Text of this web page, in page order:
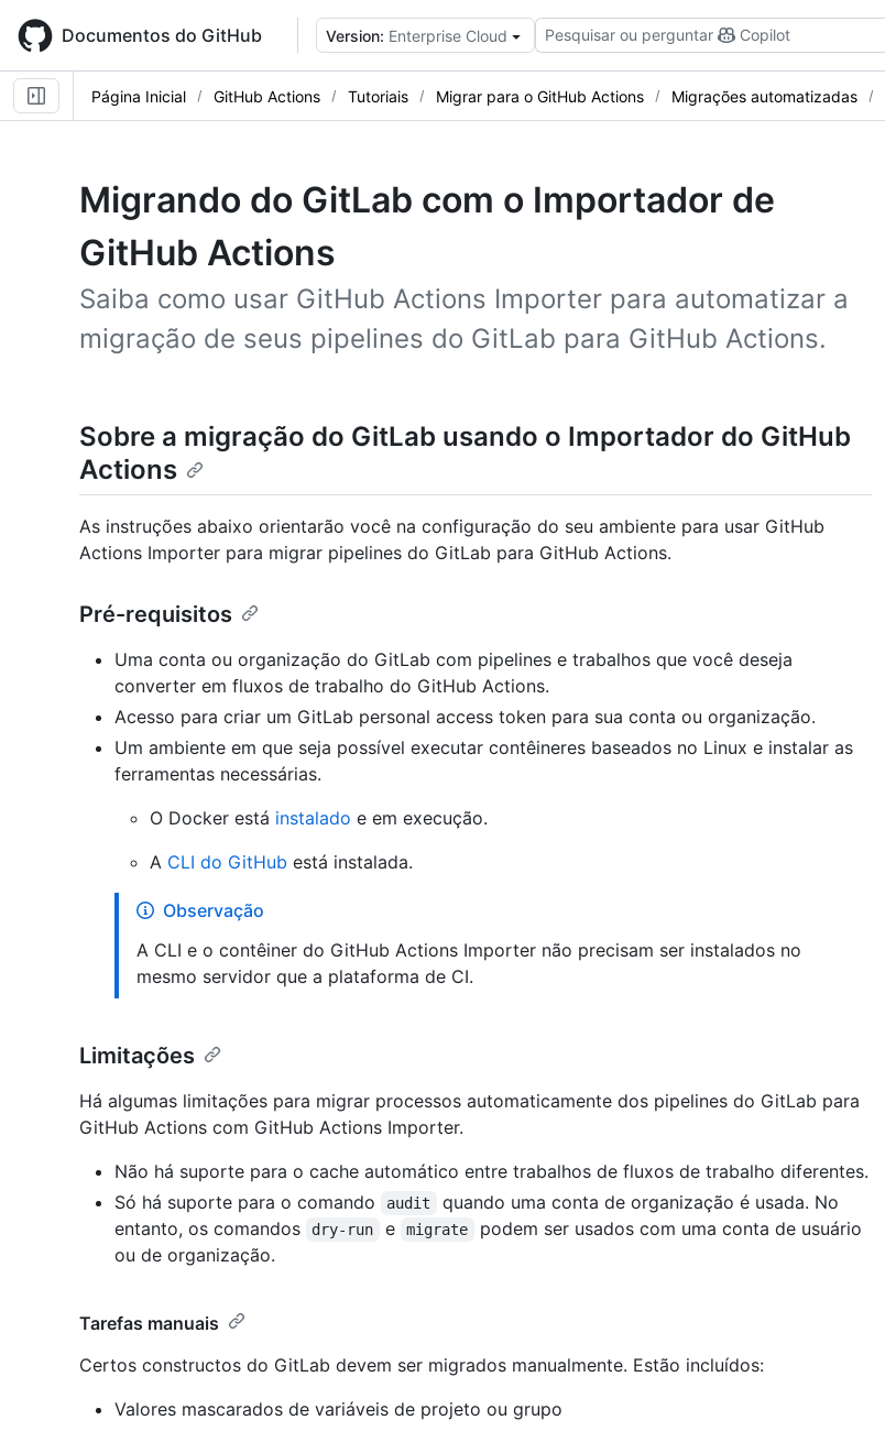
main
content
Documentos do GitHub Version: Enterprise Cloud Pesquisar ou perguntar Copilot
Página Inicial GitHub Actions Tutoriais Migrar para o GitHub Actions Migrações automatizadas
Migrando do GitLab com o Importador de
GitHub Actions
Saiba como usar GitHub Actions Importer para automatizar a
migração de seus pipelines do GitLab para GitHub Actions.
Sobre a migração do GitLab usando o Importador do GitHub
Actions
As instruções abaixo orientarão você na configuração do seu ambiente para usar GitHub
Actions Importer para migrar pipelines do GitLab para GitHub Actions.
Pré-requisitos
Uma conta ou organização do GitLab com pipelines e trabalhos que você deseja
converter em fluxos de trabalho do GitHub Actions.
Acesso para criar um GitLab personal access token para sua conta ou organização.
Um ambiente em que seja possível executar contêineres baseados no Linux e instalar as
ferramentas necessárias.
O Docker está instalado e em execução.
A CLI do GitHub está instalada.
Observação
A CLI e o contêiner do GitHub Actions Importer não precisam ser instalados no
mesmo servidor que a plataforma de CI.
Limitações
Há algumas limitações para migrar processos automaticamente dos pipelines do GitLab para
GitHub Actions com GitHub Actions Importer.
Não há suporte para o cache automático entre trabalhos de fluxos de trabalho diferentes.
Só há suporte para o comando
audit
quando uma conta de organização é usada. No
entanto, os comandos
dry-run e migrate
podem ser usados com uma conta de usuário
ou de organização.
Tarefas manuais
Certos constructos do GitLab devem ser migrados manualmente. Estão incluídos:
Valores mascarados de variáveis de projeto ou grupo